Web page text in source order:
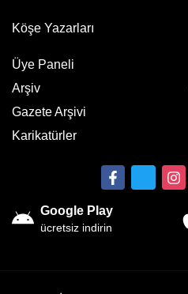
Köşe Yazarları
Üye Paneli
Arşiv
Gazete Arşivi
Karikatürler
Google Play
ücretsiz indirin